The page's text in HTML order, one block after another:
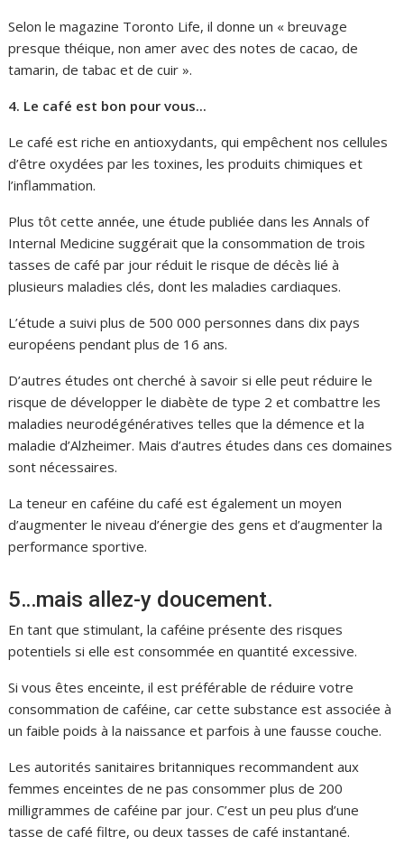
Selon le magazine Toronto Life, il donne un « breuvage
presque théique, non amer avec des notes de cacao, de
tamarin, de tabac et de cuir ».
4. Le café est bon pour vous...
Le café est riche en antioxydants, qui empêchent nos cellules
d’être oxydées par les toxines, les produits chimiques et
l’inflammation.
Plus tôt cette année, une étude publiée dans les Annals of
Internal Medicine suggérait que la consommation de trois
tasses de café par jour réduit le risque de décès lié à
plusieurs maladies clés, dont les maladies cardiaques.
L’étude a suivi plus de 500 000 personnes dans dix pays
européens pendant plus de 16 ans.
D’autres études ont cherché à savoir si elle peut réduire le
risque de développer le diabète de type 2 et combattre les
maladies neurodégénératives telles que la démence et la
maladie d’Alzheimer. Mais d’autres études dans ces domaines
sont nécessaires.
La teneur en caféine du café est également un moyen
d’augmenter le niveau d’énergie des gens et d’augmenter la
performance sportive.
5…mais allez-y doucement.
En tant que stimulant, la caféine présente des risques
potentiels si elle est consommée en quantité excessive.
Si vous êtes enceinte, il est préférable de réduire votre
consommation de caféine, car cette substance est associée à
un faible poids à la naissance et parfois à une fausse couche.
Les autorités sanitaires britanniques recommandent aux
femmes enceintes de ne pas consommer plus de 200
milligrammes de caféine par jour. C’est un peu plus d’une
tasse de café filtre, ou deux tasses de café instantané.